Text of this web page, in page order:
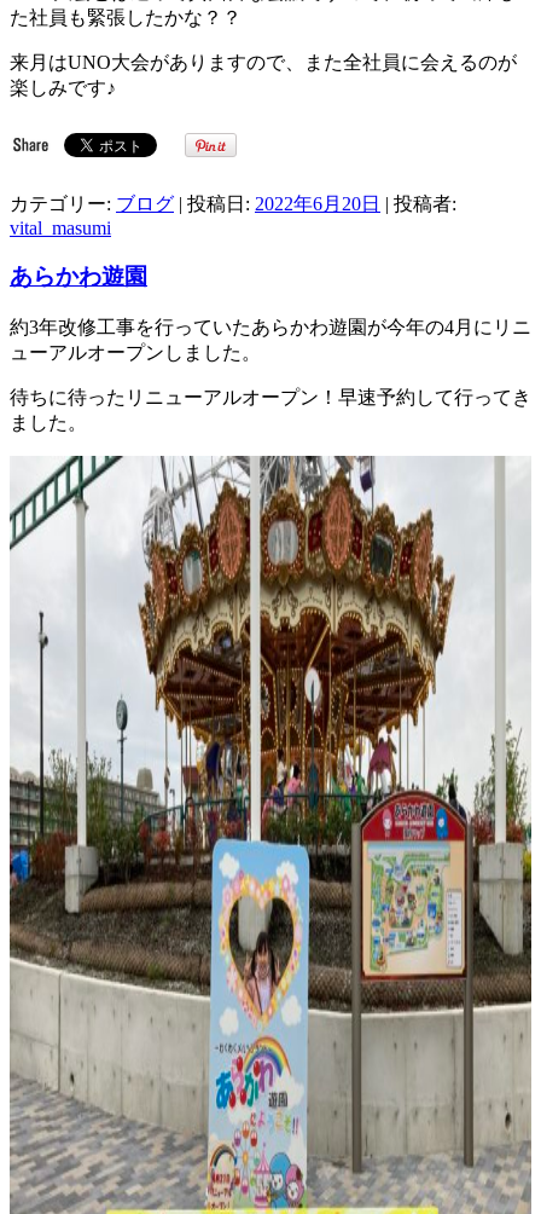
た社員も緊張したかな？？
来月はUNO大会がありますので、また全社員に会えるのが
楽しみです♪
カテゴリー: ブログ | 投稿日: 2022年6月20日 | 投稿者:
vital_masumi
あらかわ遊園
約3年改修工事を行っていたあらかわ遊園が今年の4月にリニ
ューアルオープンしました。
待ちに待ったリニューアルオープン！早速予約して行ってき
ました。